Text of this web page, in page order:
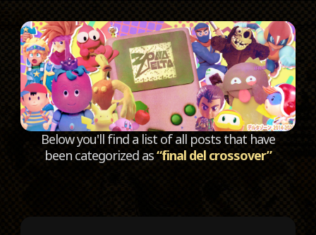
Below you'll find a list of all posts that have
been categorized as“final del crossover”